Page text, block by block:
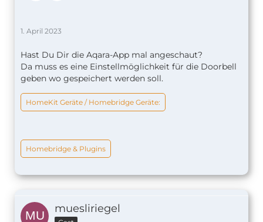
1. April 2023
Hast Du Dir die Aqara-App mal angeschaut?
Da muss es eine Einstellmöglichkeit für die Doorbell
geben wo gespeichert werden soll.
HomeKit Geräte / Homebridge Geräte:
Homebridge & Plugins
muesliriegel